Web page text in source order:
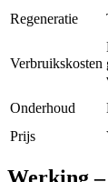
Regeneratie
Verbruikskosten
Onderhoud
Prijs